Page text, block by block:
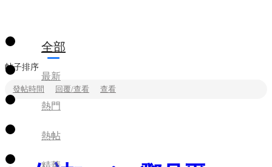
全部
最新
熱門
熱帖
帖子排序
發帖時間 回覆/查看 查看